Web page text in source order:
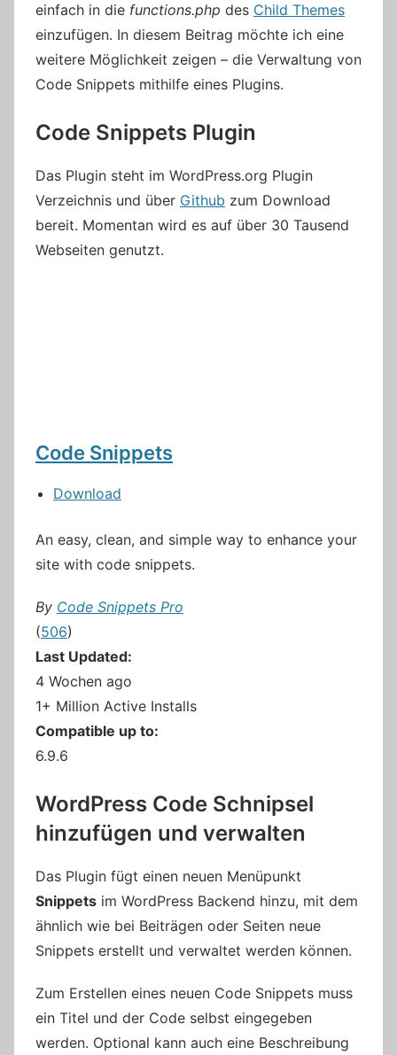
einfach in die functions.php des Child Themes
einzufügen. In diesem Beitrag möchte ich eine
weitere Möglichkeit zeigen – die Verwaltung von
Code Snippets mithilfe eines Plugins.
Code Snippets Plugin
Das Plugin steht im WordPress.org Plugin
Verzeichnis und über Github zum Download
bereit. Momentan wird es auf über 30 Tausend
Webseiten genutzt.
Code Snippets
Download
An easy, clean, and simple way to enhance your
site with code snippets.
By Code Snippets Pro
(506)
Last Updated:
4 Wochen ago
1+ Million Active Installs
Compatible up to:
6.9.6
WordPress Code Schnipsel
hinzufügen und verwalten
Das Plugin fügt einen neuen Menüpunkt
Snippets im WordPress Backend hinzu, mit dem
ähnlich wie bei Beiträgen oder Seiten neue
Snippets erstellt und verwaltet werden können.
Zum Erstellen eines neuen Code Snippets muss
ein Titel und der Code selbst eingegeben
werden. Optional kann auch eine Beschreibung